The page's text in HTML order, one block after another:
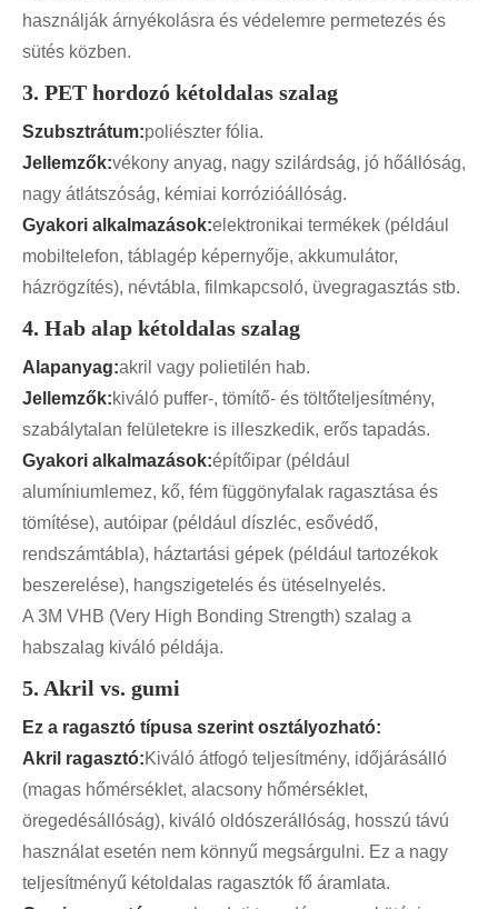
használják árnyékolásra és védelemre permetezés és
sütés közben.
3. PET hordozó kétoldalas szalag
Szubsztrátum:poliészter fólia.
Jellemzők:vékony anyag, nagy szilárdság, jó hőállóság,
nagy átlátszóság, kémiai korrózióállóság.
Gyakori alkalmazások:elektronikai termékek (például
mobiltelefon, táblagép képernyője, akkumulátor,
házrögzítés), névtábla, filmkapcsoló, üvegragasztás stb.
4. Hab alap kétoldalas szalag
Alapanyag:akril vagy polietilén hab.
Jellemzők:kiváló puffer-, tömítő- és töltőteljesítmény,
szabálytalan felületekre is illeszkedik, erős tapadás.
Gyakori alkalmazások:építőipar (például
alumíniumlemez, kő, fém függönyfalak ragasztása és
tömítése), autóipar (például díszléc, esővédő,
rendszámtábla), háztartási gépek (például tartozékok
beszerelése), hangszigetelés és ütéselnyelés.
A 3M VHB (Very High Bonding Strength) szalag a
habszalag kiváló példája.
5. Akril vs. gumi
Ez a ragasztó típusa szerint osztályozható:
Akril ragasztó:Kiváló átfogó teljesítmény, időjárásálló
(magas hőmérséklet, alacsony hőmérséklet,
öregedésállóság), kiváló oldószerállóság, hosszú távú
használat esetén nem könnyű megsárgulni. Ez a nagy
teljesítményű kétoldalas ragasztók fő áramlata.